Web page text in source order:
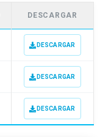
DESCARGAR
DESCARGAR
DESCARGAR
DESCARGAR